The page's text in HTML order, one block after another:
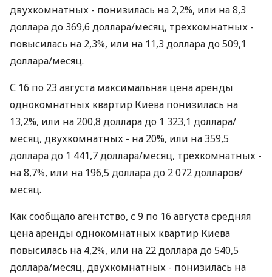
двухкомнатных - понизилась на 2,2%, или на 8,3
доллара до 369,6 доллара/месяц, трехкомнатных -
повысилась на 2,3%, или на 11,3 доллара до 509,1
доллара/месяц.
С 16 по 23 августа максимальная цена аренды
однокомнатных квартир Киева понизилась на
13,2%, или на 200,8 доллара до 1 323,1 доллара/
месяц, двухкомнатных - на 20%, или на 359,5
доллара до 1 441,7 доллара/месяц, трехкомнатных -
на 8,7%, или на 196,5 доллара до 2 072 долларов/
месяц.
Как сообщало агентство, с 9 по 16 августа средняя
цена аренды однокомнатных квартир Киева
повысилась на 4,2%, или на 22 доллара до 540,5
доллара/месяц, двухкомнатных - понизилась на